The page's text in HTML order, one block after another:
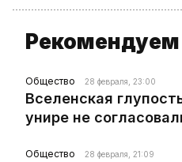
Рекомендуем
Общество 28 февраля, 23:00
Вселенская
унире не
Общество 28 февраля, 21:09